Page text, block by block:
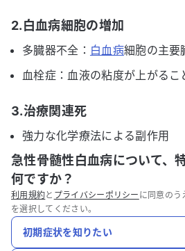
2.白血病細胞の増加
多臓器不全： 白血病細胞の主要
血栓症：血液の粘度が上がるこ
3.治療関連死
強力な化学療法による副作用
急性骨髄性白血病について、
何ですか？
利用規約と プライバシーポリシー に同意のう
を選択してください。
初期症状を知りたい